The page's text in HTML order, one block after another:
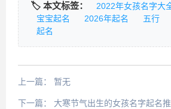
🏷️ 本文标签：
2022年女孩名字大
宝宝起名
2026年起名 五行
起名
上一篇： 暂无
下一篇： 大寒节气出生的女孩名字起名